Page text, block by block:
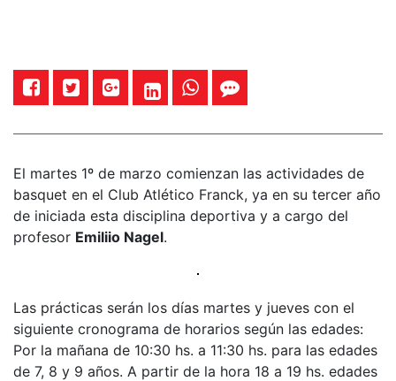
El martes 1º de marzo comienzan las actividades de
basquet en el Club Atlético Franck, ya en su tercer año
de iniciada esta disciplina deportiva y a cargo del
profesor Emiliio Nagel.
Las prácticas serán los días martes y jueves con el
siguiente cronograma de horarios según las edades:
Por la mañana de 10:30 hs. a 11:30 hs. para las edades
de 7, 8 y 9 años. A partir de la hora 18 a 19 hs. edades